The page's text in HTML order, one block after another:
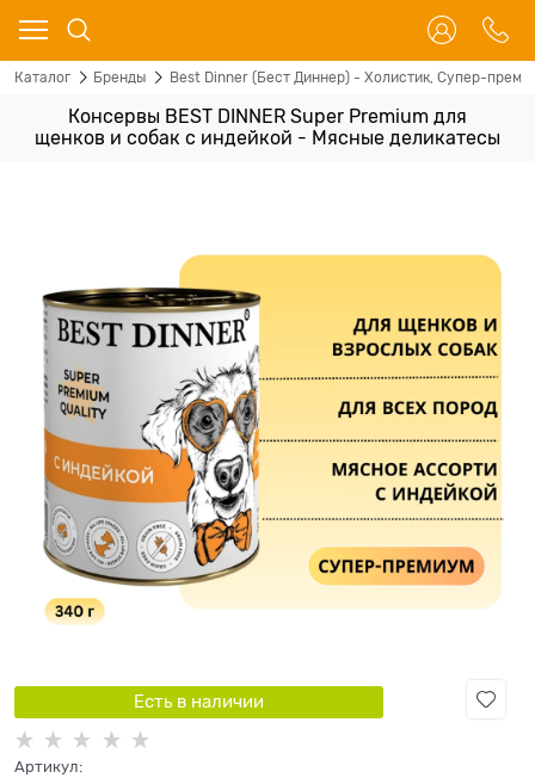
Каталог Бренды Best Dinner (Бест Диннер) - Холистик, Супер-
Консервы BEST DINNER Super Premium для
щенков и собак с индейкой - Мясные деликатесы
Есть в наличии
Артикул: